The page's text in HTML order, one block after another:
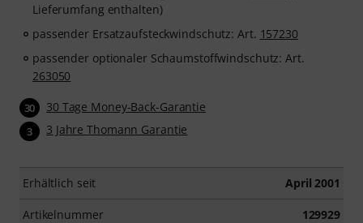
Lieferumfang enthalten)
passender Ersatzaufsteckwindschutz: Art. 157230
passender optionaler Schaumstoffwindschutz: Art.
263050
30 30 Tage Money-Back-Garantie
3 3 Jahre Thomann Garantie
Erhältlich seit April 2001
Artikelnummer 129929